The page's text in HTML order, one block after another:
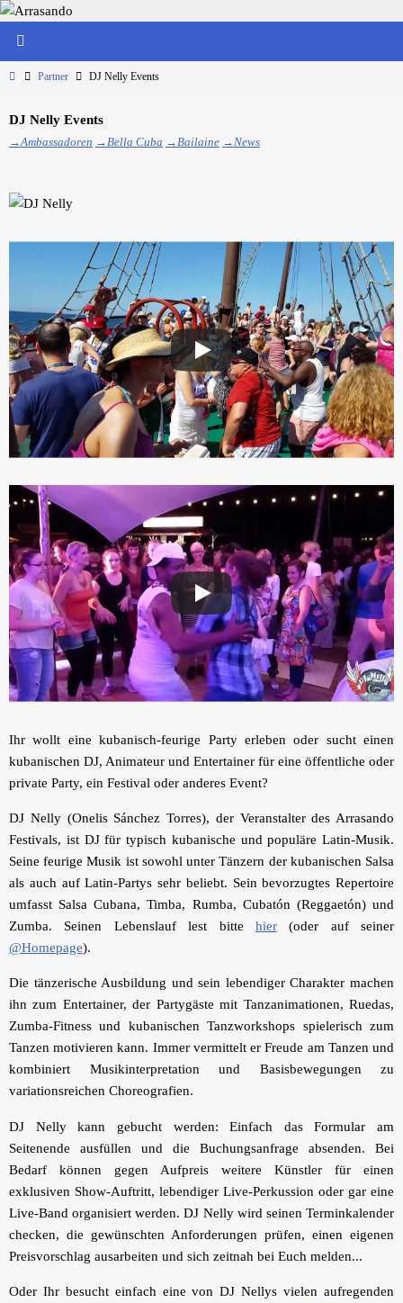
Zum
StartPartner DJ Nelly Events
DJ Nelly Events
→Ambassadoren →Bella Cuba →Bailaine →News
Ihr wollt eine kubanisch-feurige Party erleben oder sucht einen
kubanischen DJ, Animateur und Entertainer für eine öffentliche oder
private Party, ein Festival oder anderes Event?
DJ Nelly (Onelis Sánchez Torres), der Veranstalter des Arrasando
Festivals, ist DJ für typisch kubanische und populäre Latin-Musik.
Seine feurige Musik ist sowohl unter Tänzern der kubanischen Salsa
als auch auf Latin-Partys sehr beliebt. Sein bevorzugtes Repertoire
umfasst Salsa Cubana, Timba, Rumba, Cubatón (Reggaetón) und
Zumba. Seinen Lebenslauf lest bitte hier(oder auf seiner
@Homepage).
Die tänzerische Ausbildung und sein lebendiger Charakter machen
ihn zum Entertainer, der Partygäste mit Tanzanimationen, Ruedas,
Zumba-Fitness und kubanischen Tanzworkshops spielerisch zum
Tanzen motivieren kann. Immer vermittelt er Freude am Tanzen und
kombiniert Musikinterpretation und Basisbewegungen zu
variationsreichen Choreografien.
DJ Nelly kann gebucht werden: Einfach das Formular am
Seitenende ausfüllen und die Buchungsanfrage absenden. Bei
Bedarf können gegen Aufpreis weitere Künstler für einen
exklusiven Show-Auftritt, lebendiger Live-Perkussion oder gar eine
Live-Band organisiert werden. DJ Nelly wird seinen Terminkalender
checken, die gewünschten Anforderungen prüfen, einen eigenen
Preisvorschlag ausarbeiten und sich zeitnah bei Euch melden...
Oder Ihr besucht einfach eine von DJ Nellys vielen aufregenden